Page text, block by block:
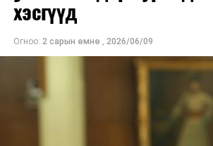
хэсгүүд
Огноо: 2 сарын өмнө , 2026/06/09